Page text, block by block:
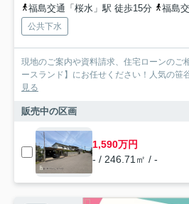
福島交通「桜水」駅 徒歩15分
福島
公共下水
現地のご案内や資料請求、住宅ローンの
ースランド】にお任せください！人気の笹
見る
販売中の区画
1,590万円
- / 246.71㎡ / -